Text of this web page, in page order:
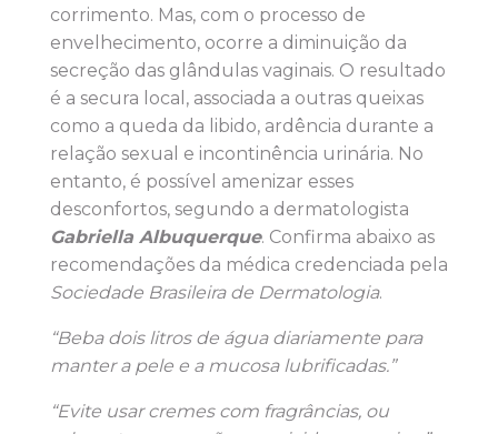
corrimento. Mas, com o processo de
envelhecimento, ocorre a diminuição da
secreção das glândulas vaginais. O resultado
é a secura local, associada a outras queixas
como a queda da libido, ardência durante a
relação sexual e incontinência urinária. No
entanto, é possível amenizar esses
desconfortos, segundo a dermatologista
Gabriella Albuquerque. Confirma abaixo as
recomendações da médica credenciada pela
Sociedade Brasileira de Dermatologia.
“Beba dois litros de água diariamente para
manter a pele e a mucosa lubrificadas.”
“Evite usar cremes com fragrâncias, ou